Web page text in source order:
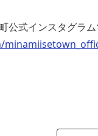
公式インスタグラ